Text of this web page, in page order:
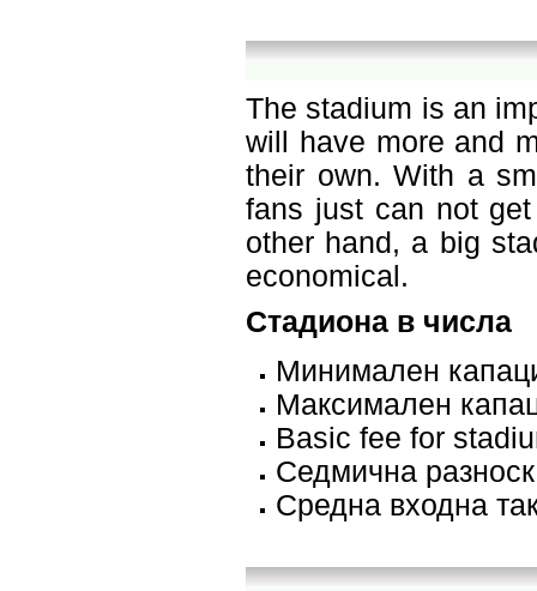
The stadium is an
will have more and
their own. With a
fans just can not
other hand, a big
economical.
Стадиона в числа
Минимален
Максимален
Basic fee for
Седмична
Средна входна